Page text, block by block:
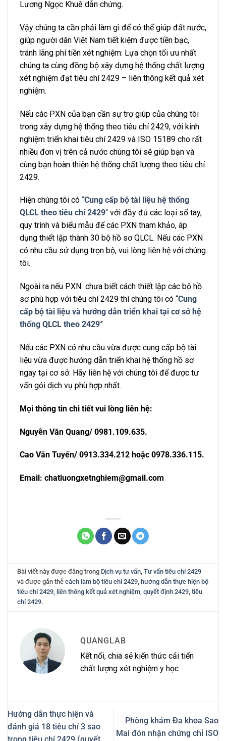
Lương Ngọc Khuê dẫn chứng.
Vậy chúng ta cần phải làm gì để có thể giúp đất nước,
giúp người dân Việt Nam tiết kiệm được tiền bạc,
tránh lãng phí tiền xét nghiệm: Lựa chọn tối ưu nhất
chúng ta cùng đồng bộ xây dựng hệ thống chất lượng
xét nghiệm đạt tiêu chí 2429 – liên thông kết quả xét
nghiệm.
Nếu các PXN của bạn cần sự trợ giúp của chúng tôi
trong xây dựng hệ thống theo tiêu chí 2429, với kinh
nghiệm triển khai tiêu chí 2429 và ISO 15189 cho rất
nhiều đơn vị trên cả nước chúng tôi sẽ giúp bạn và
cùng bạn hoàn thiện hệ thống chất lượng theo tiêu chí
2429.
Hiện chúng tôi có “Cung cấp bộ tài liệu hệ thống
QLCL theo tiêu chí 2429“ với đầy đủ các loại sổ tay,
quy trình và biểu mẫu để các PXN tham khảo, áp
dụng thiết lập thành 30 bộ hồ sơ QLCL. Nếu các PXN
có nhu cầu sử dụng trọn bộ, vui lòng liên hệ với chúng
tôi.
Ngoài ra nếu PXN chưa biết cách thiết lập các bộ hồ
sơ phù hợp với tiêu chí 2429 thì chúng tôi có “Cung
cấp bộ tài liệu và hướng dẫn triển khai tại cơ sở hệ
thống QLCL theo 2429”
Nếu các PXN có nhu cầu vừa được cung cấp bộ tài
liệu vừa được hướng dẫn triển khai hệ thống hồ sơ
ngay tại cơ sở. Hãy liên hệ với chúng tôi để được tư
vấn gói dịch vụ phù hợp nhất.
Mọi thông tin chi tiết vui lòng liên hệ:
Nguyễn Văn Quang/ 0981.109.635.
Cao Văn Tuyến/ 0913.334.212 hoặc 0978.336.115.
Email: chatluongxetnghiem@gmail.com
Bài viết này được đăng trong Dịch vụ tư vấn,Tư vấn tiêu chí 2429
và được gắn thẻcách làm bộ tiêu chí 2429, hướng dẫn thực hiện bộ
tiêu chí 2429, liên thông kết quả xét nghiệm,quyết định 2429,tiêu
chí 2429.
QUANGLAB
Kết nối, chia sẻ kiến thức cải tiến
chất lượng xét nghiệm y học
Hướng dẫn thực hiện và
đánh giá 18 tiêu chí 3 sao
Phòng khám Đa khoa Sao
Mai đón nhận chứng chỉ ISO